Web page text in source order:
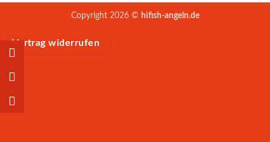
Copyright 2026 © hifish-angeln.de
Vertrag widerrufen